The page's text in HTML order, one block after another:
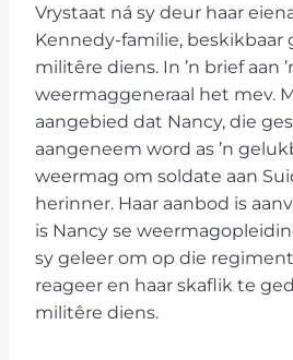
Vrystaat ná sy deur haar
Kennedy-familie, beskikbaar
militêre diens. In ’n brief aan
weermaggeneraal het mev.
aangebied dat Nancy, die
aangeneem word as ’n
weermag om soldate aan
herinner. Haar aanbod is
is Nancy se
sy geleer om op die
reageer en haar skaflik te
militêre diens.